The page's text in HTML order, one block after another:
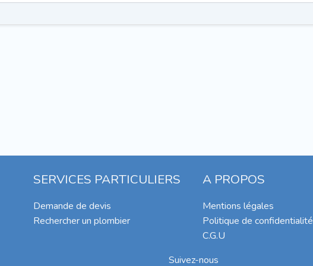
SERVICES PARTICULIERS
Demande de devis
Rechercher un plombier
A PROPOS
Mentions légales
Politique de confidentialité
C.G.U
Suivez-nous